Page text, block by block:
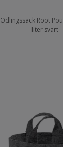
Odlingssäck Root
liter svart